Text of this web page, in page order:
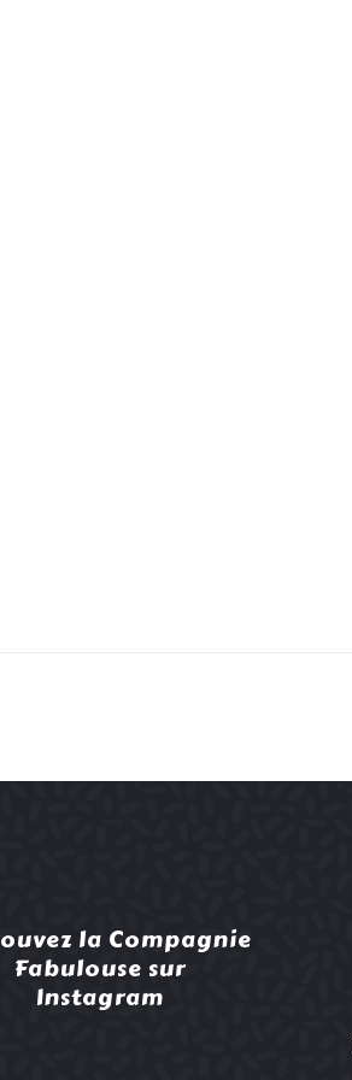
la Compagnie
Fabulouse sur
Instagram